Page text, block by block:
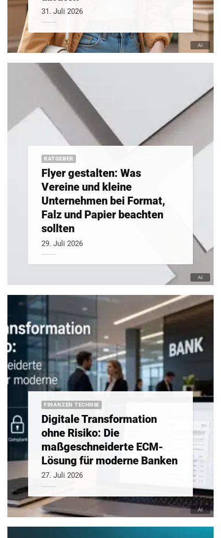
31. Juli 2026
RATGEBER
Flyer gestalten: Was
Vereine und kleine
Unternehmen bei Format,
Falz und Papier beachten
sollten
29. Juli 2026
FINANZEN TECHNIK
Digitale Transformation
ohne Risiko: Die
maßgeschneiderte ECM-
Lösung für moderne Banken
27. Juli 2026